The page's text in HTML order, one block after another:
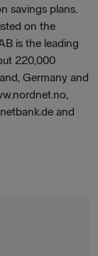
savings plans.
on the
is the leading
220,000
Germany and
and